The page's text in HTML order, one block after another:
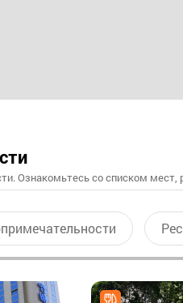
Ознакомьтесь со списком